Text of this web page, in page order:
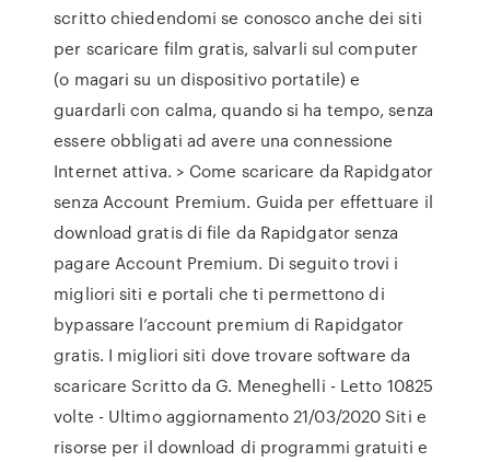
scritto chiedendomi se conosco anche dei siti
per scaricare film gratis, salvarli sul computer
(o magari su un dispositivo portatile) e
guardarli con calma, quando si ha tempo, senza
essere obbligati ad avere una connessione
Internet attiva. > Come scaricare da Rapidgator
senza Account Premium. Guida per effettuare il
download gratis di file da Rapidgator senza
pagare Account Premium. Di seguito trovi i
migliori siti e portali che ti permettono di
bypassare l’account premium di Rapidgator
gratis. I migliori siti dove trovare software da
scaricare Scritto da G. Meneghelli - Letto 10825
volte - Ultimo aggiornamento 21/03/2020 Siti e
risorse per il download di programmi gratuiti e